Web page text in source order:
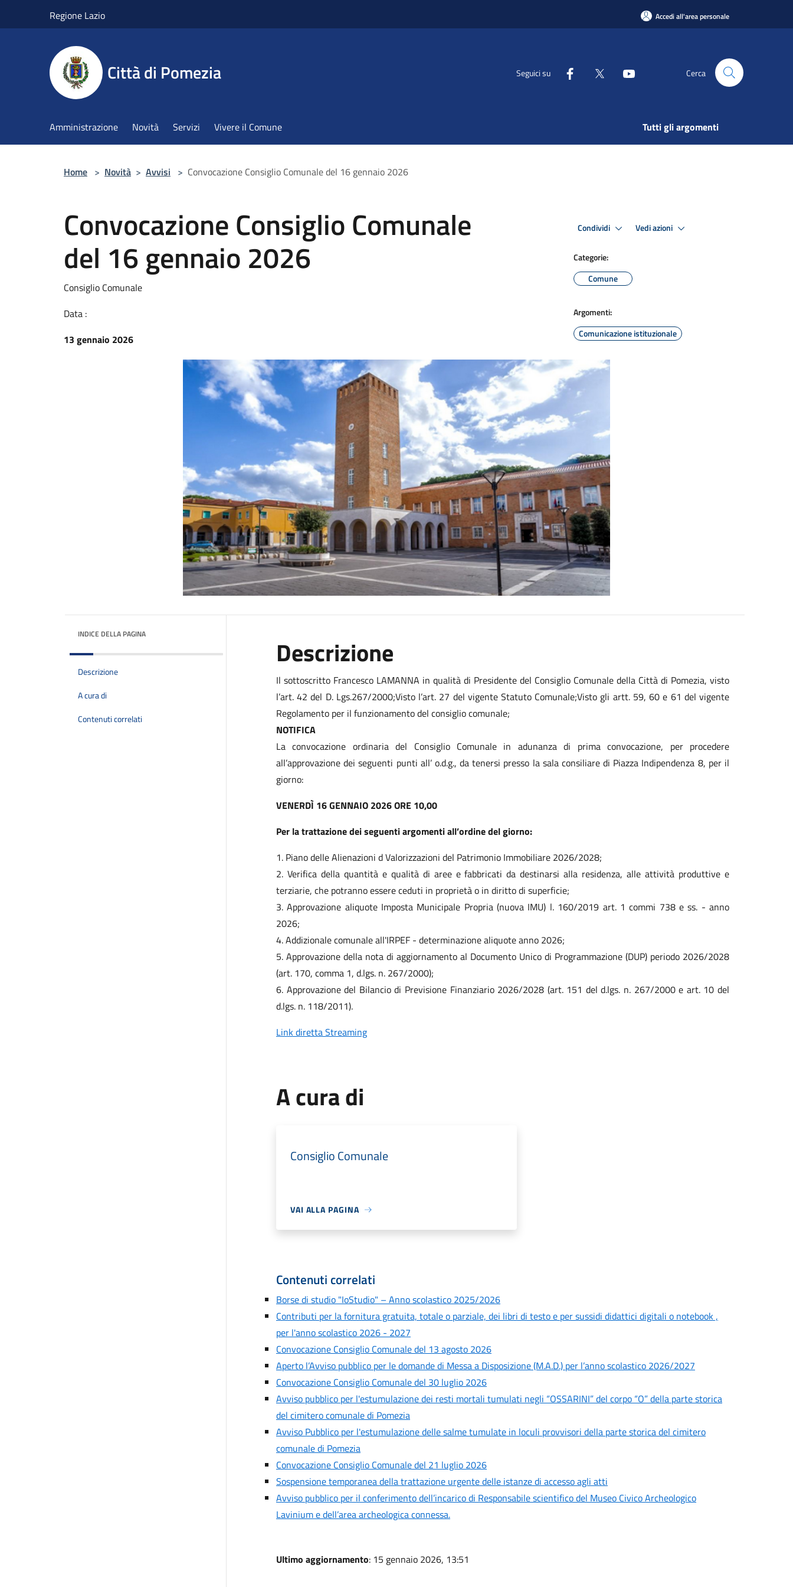
Regione Lazio Accedi all'area personale
Città di Pomezia Seguici su Cerca
Amministrazione Novità Servizi Vivere il Comune Tutti gli argomenti
Home > Novità > Avvisi > Convocazione Consiglio Comunale del 16 gennaio 2026
Convocazione Consiglio Comunale
del 16 gennaio 2026
Consiglio Comunale
Data :
13 gennaio 2026
Condividi Vedi azioni
Categorie:
Comune
Argomenti:
Comunicazione istituzionale
INDICE DELLA PAGINA
Descrizione
A cura di
Contenuti correlati
Descrizione
Il sottoscritto Francesco LAMANNA in qualità di Presidente del Consiglio Comunale della Città di Pomezia, visto
l’art. 42 del D. Lgs.267/2000;Visto l’art. 27 del vigente Statuto Comunale;Visto gli artt. 59, 60 e 61 del vigente
Regolamento per il funzionamento del consiglio comunale;
NOTIFICA
La convocazione ordinaria del Consiglio Comunale in adunanza di prima convocazione, per procedere
all’approvazione dei seguenti punti all’ o.d.g., da tenersi presso la sala consiliare di Piazza Indipendenza 8, per il
giorno:
VENERDÌ 16 GENNAIO 2026 ORE 10,00
Per la trattazione dei seguenti argomenti all’ordine del giorno:
1. Piano delle Alienazioni d Valorizzazioni del Patrimonio Immobiliare 2026/2028;
2. Verifica della quantità e qualità di aree e fabbricati da destinarsi alla residenza, alle attività produttive e
terziarie, che potranno essere ceduti in proprietà o in diritto di superficie;
3. Approvazione aliquote Imposta Municipale Propria (nuova IMU) l. 160/2019 art. 1 commi 738 e ss. - anno
2026;
4. Addizionale comunale all'IRPEF - determinazione aliquote anno 2026;
5. Approvazione della nota di aggiornamento al Documento Unico di Programmazione (DUP) periodo 2026/2028
(art. 170, comma 1, d.lgs. n. 267/2000);
6. Approvazione del Bilancio di Previsione Finanziario 2026/2028 (art. 151 del d.lgs. n. 267/2000 e art. 10 del
d.lgs. n. 118/2011).
Link diretta Streaming
A cura di
Consiglio Comunale
VAI ALLA PAGINA
Contenuti correlati
Borse di studio "IoStudio" – Anno scolastico 2025/2026
Contributi per la fornitura gratuita, totale o parziale, dei libri di testo e per sussidi didattici digitali o notebook ,
per l'anno scolastico 2026 - 2027
Convocazione Consiglio Comunale del 13 agosto 2026
Aperto l’Avviso pubblico per le domande di Messa a Disposizione (M.A.D.) per l’anno scolastico 2026/2027
Convocazione Consiglio Comunale del 30 luglio 2026
Avviso pubblico per l'estumulazione dei resti mortali tumulati negli “OSSARINI” del corpo “O” della parte storica
del cimitero comunale di Pomezia
Avviso Pubblico per l'estumulazione delle salme tumulate in loculi provvisori della parte storica del cimitero
comunale di Pomezia
Convocazione Consiglio Comunale del 21 luglio 2026
Sospensione temporanea della trattazione urgente delle istanze di accesso agli atti
Avviso pubblico per il conferimento dell’incarico di Responsabile scientifico del Museo Civico Archeologico
Lavinium e dell’area archeologica connessa.
Ultimo aggiornamento: 15 gennaio 2026, 13:51